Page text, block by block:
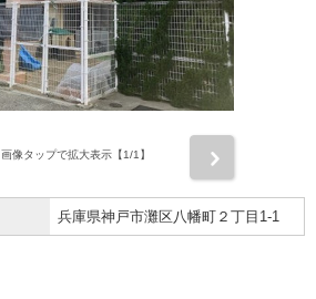
画像タップで拡大表示【1/1】
兵庫県神戸市灘区八幡町２丁目1-1